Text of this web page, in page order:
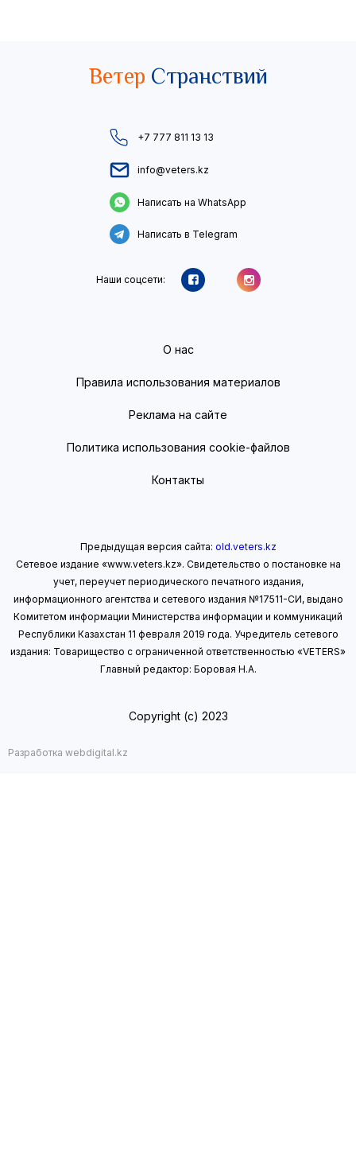
Ветер Странствий
+7 777 811 13 13
info@veters.kz
Написать на WhatsApp
Написать в Telegram
Наши соцсети:
О нас
Правила использования материалов
Реклама на сайте
Политика использования cookie-файлов
Контакты
Предыдущая версия сайта: old.veters.kz
Сетевое издание «www.veters.kz». Свидетельство о постановке на
учет, переучет периодического печатного издания,
информационного агентства и сетевого издания №17511-СИ, выдано
Комитетом информации Министерства информации и коммуникаций
Республики Казахстан 11 февраля 2019 года. Учредитель сетевого
издания: Товарищество с ограниченной ответственностью «VETERS»
Главный редактор: Боровая Н.А.
Copyright (с) 2023
Разработка webdigital.kz